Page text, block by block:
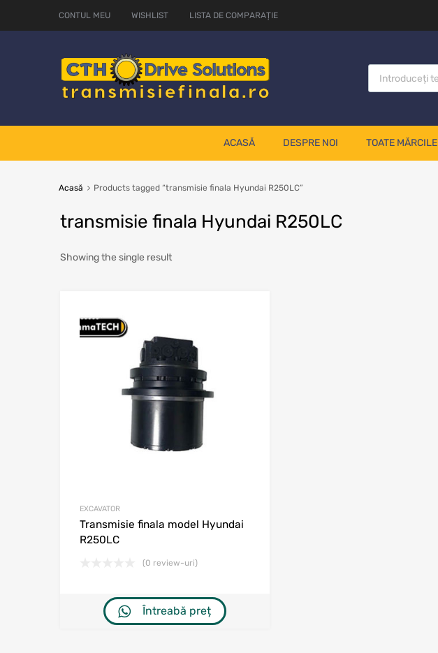
CONTUL MEU WISHLIST LISTA DE COMPARAȚIE
ACASĂ DESPRE NOI TOATE MĂRCILE
Acasă Products tagged “transmisie finala Hyundai R250LC”
transmisie finala Hyundai R250LC
Showing the single result
EXCAVATOR
Transmisie finala model Hyundai
R250LC
(0 review-uri)
Întreabă preț